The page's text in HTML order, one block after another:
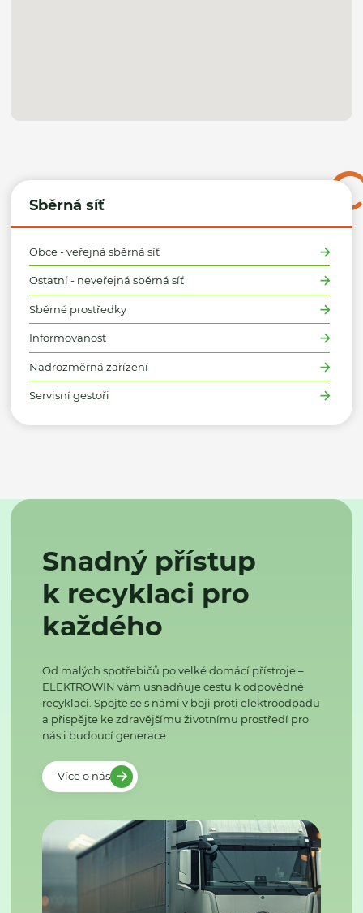
Sběrná síť
Obce - veřejná sběrná síť
Ostatní - neveřejná sběrná síť
Sběrné prostředky
Informovanost
Nadrozměrná zařízení
Servisní gestoři
Snadný přístup
k recyklaci pro
každého
Od malých spotřebičů po velké domácí přístroje –
ELEKTROWIN vám usnadňuje cestu k odpovědné
recyklaci. Spojte se s námi v boji proti elektroodpadu
a přispějte ke zdravějšímu životnímu prostředí pro
nás i budoucí generace.
Více o nás